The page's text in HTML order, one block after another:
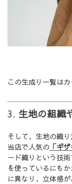
この生成り一覧は
3. 生地の組織
そして、生地の織
当店で人気の 「ギ
ード織りという技
を使っているにも
に異なり、立体感